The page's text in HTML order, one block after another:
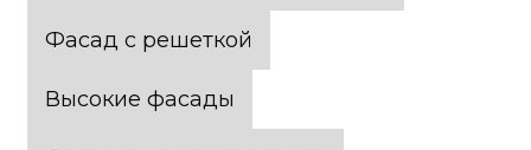
Фасад с решеткой
Высокие фасады